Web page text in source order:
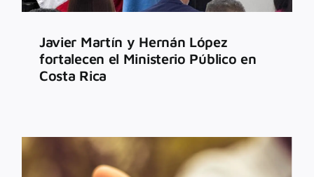
Javier Martín y Hernán López
fortalecen el Ministerio Público en
Costa Rica